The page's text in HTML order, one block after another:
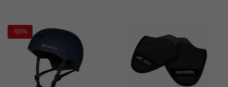
-55%